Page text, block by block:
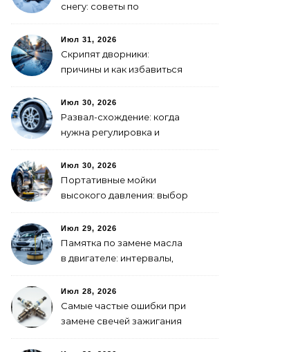
снегу: советы по
Июл 31, 2026
Скрипят дворники:
причины и как избавиться
Июл 30, 2026
Развал-схождение: когда
нужна регулировка и
Июл 30, 2026
Портативные мойки
высокого давления: выбор
мойки авто
Июл 29, 2026
Памятка по замене масла
в двигателе: интервалы,
Июл 28, 2026
Самые частые ошибки при
замене свечей зажигания